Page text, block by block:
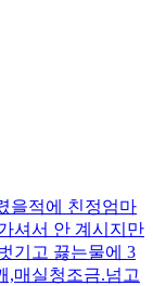
을적에 친정엄마
셔서 안 계시지만
기고 끓는물에 3
,매실청조금.넘고